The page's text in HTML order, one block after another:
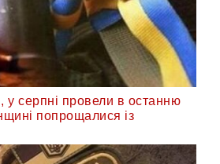
у серпні провели в останню
попрощалися із